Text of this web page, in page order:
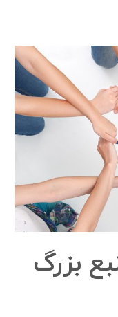
بزرگ